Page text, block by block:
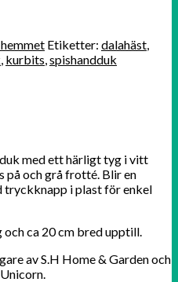
Etiketter: dalahäst,
, kurbits,spishandduk
med ett härligt tyg i vitt
på och grå frotté. Blir en
i plast för enkel
och ca 20 cm bred upptill.
av S.H Home & Garden och